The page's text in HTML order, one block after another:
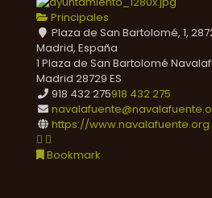
Principales
Plaza de San Bartolomé, 1,
Madrid, España
1 Plaza de San Bartolomé
Madrid 28729 ES
918 432 275918 432 275
https://www.navalafuente.org
Bookmark